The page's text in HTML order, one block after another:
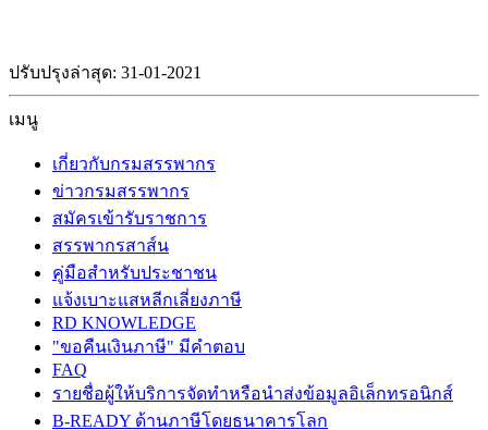
ปรับปรุงล่าสุด: 31-01-2021
เมนู
เกี่ยวกับกรมสรรพากร
ข่าวกรมสรรพากร
สมัครเข้ารับราชการ
สรรพากรสาส์น
คู่มือสำหรับประชาชน
แจ้งเบาะแสหลีกเลี่ยงภาษี
RD KNOWLEDGE
"ขอคืนเงินภาษี" มีคำตอบ
FAQ
รายชื่อผู้ให้บริการจัดทำหรือนำส่งข้อมูลอิเล็กทรอนิกส์
B-READY ด้านภาษีโดยธนาคารโลก